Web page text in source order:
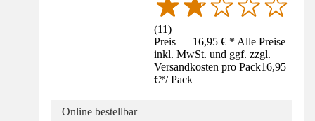
(11)
Preis — 16,95 € * Alle Preise
inkl. MwSt. und ggf. zzgl.
Versandkosten pro Pack16,95
€*/ Pack
Online bestellbar